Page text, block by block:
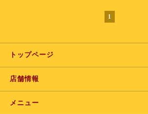
1
トップページ
店舗情報
メニュー